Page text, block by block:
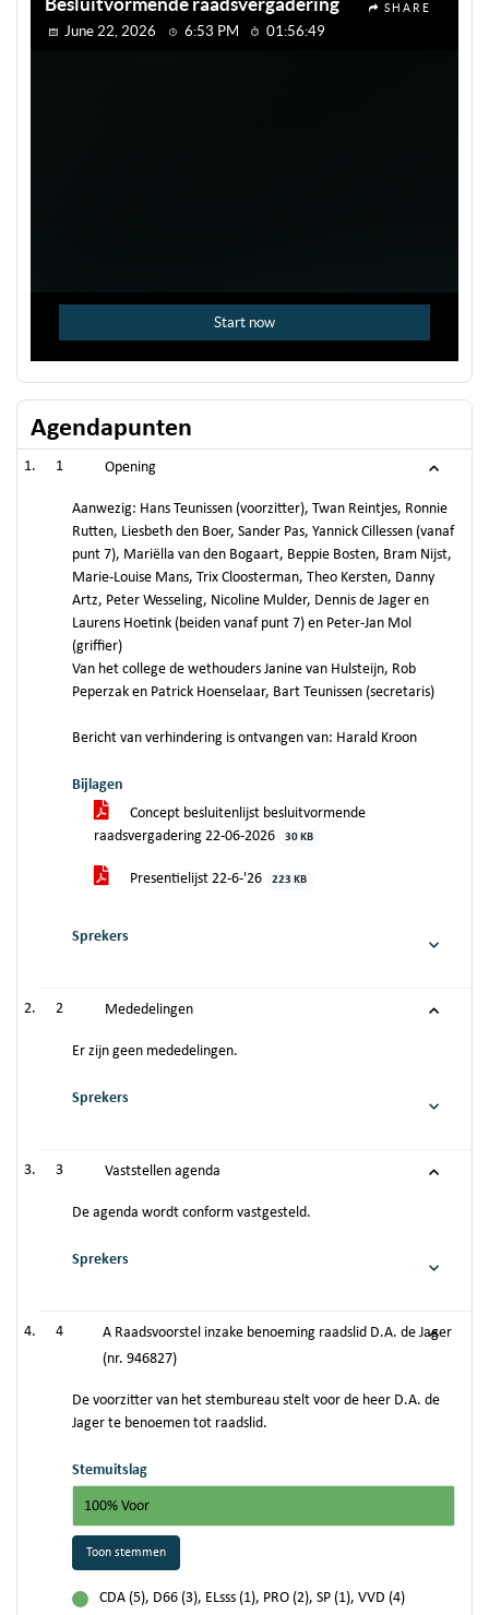
Agendapunten
1 Opening
Aanwezig: Hans Teunissen (voorzitter), Twan Reintjes, Ronnie
Rutten, Liesbeth den Boer, Sander Pas, Yannick Cillessen (vanaf
punt 7), Mariëlla van den Bogaart, Beppie Bosten, Bram Nijst,
Marie-Louise Mans, Trix Cloosterman, Theo Kersten, Danny
Artz, Peter Wesseling, Nicoline Mulder, Dennis de Jager en
Laurens Hoetink (beiden vanaf punt 7) en Peter-Jan Mol
(griffier)
Van het college de wethouders Janine van Hulsteijn, Rob
Peperzak en Patrick Hoenselaar, Bart Teunissen (secretaris)
Bericht van verhindering is ontvangen van: Harald Kroon
Bijlagen
Concept besluitenlijst besluitvormende
raadsvergadering 22-06-2026
30 KB
Presentielijst 22-6-'26 223 KB
Sprekers
2 Mededelingen
Er zijn geen mededelingen.
Sprekers
3 Vaststellen agenda
De agenda wordt conform vastgesteld.
Sprekers
4
A Raadsvoorstel inzake benoeming raadslid D.A. de Jager
(nr. 946827)
De voorzitter van het stembureau stelt voor de heer D.A. de
Jager te benoemen tot raadslid.
Stemuitslag
100% Voor
Toon stemmen
CDA (5), D66 (3), ELsss (1), PRO (2), SP (1), VVD (4)